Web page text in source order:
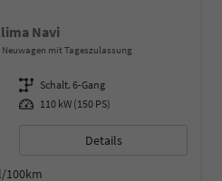
Navi
Neuwagen mit Tageszulassung
Getriebe Schalt. 6-Gang
Leistung 110 kW (150 PS)
Details
100km